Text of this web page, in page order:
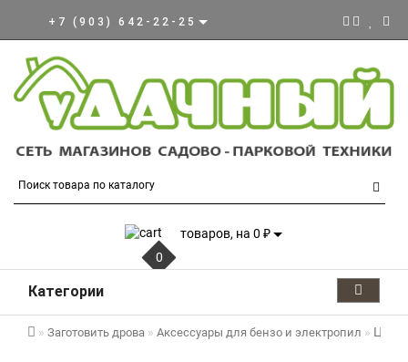
+7 (903) 642-22-25
0
товаров, на 0 ₽
Категории
Заготовить дрова Аксессуары для бензо и электропил Цепь